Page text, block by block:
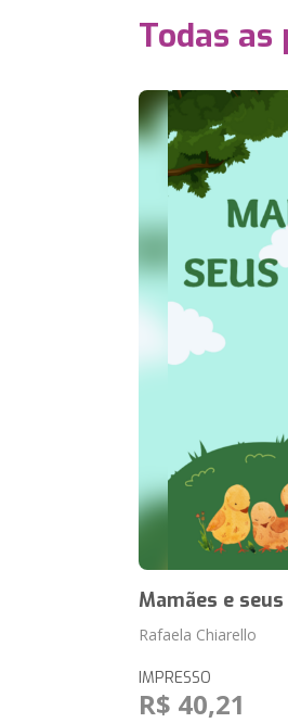
Todas
Mamães e
Rafaela Chiarello
IMPRESSO
R$ 40,21